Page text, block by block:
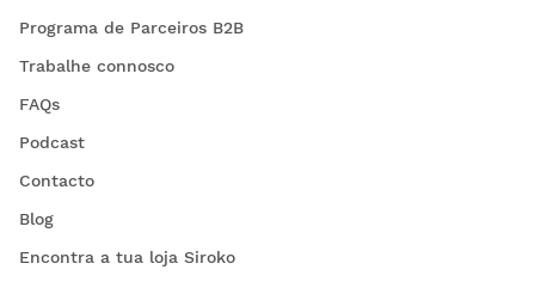
Programa de Parceiros B2B
Trabalhe connosco
FAQs
Podcast
Contacto
Blog
Encontra a tua loja Siroko